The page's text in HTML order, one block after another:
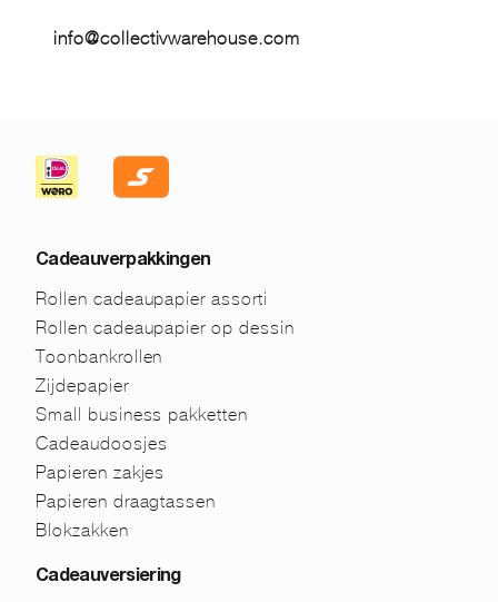
info@collectivwarehouse.com
Cadeauverpakkingen
Rollen cadeaupapier assorti
Rollen cadeaupapier op dessin
Toonbankrollen
Zijdepapier
Small business pakketten
Cadeaudoosjes
Papieren zakjes
Papieren draagtassen
Blokzakken
Cadeauversiering